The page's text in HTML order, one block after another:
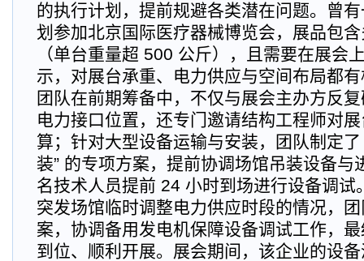
的执行计划，提前规避各类潜在问题。曾
划参加北京国际医疗器械博览会，展品包
（单台重量超 500 公斤），且需要在展会
示，对展台承重、电力供应与空间布局都
团队在前期筹备中，不仅与展会主办方反
电力接口位置，还专门邀请结构工程师对
算；针对大型设备运输与安装，团队制定
装” 的专项方案，提前协调场馆吊装设备与
名技术人员提前 24 小时到场进行设备调试
突发场馆临时调整电力供应时段的情况，
案，协调备用发电机保障设备调试工作，
到位、顺利开展。展会期间，该企业的设